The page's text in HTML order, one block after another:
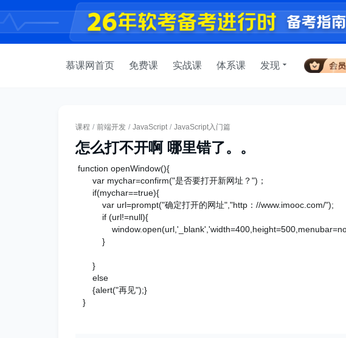
慕课网首页 免费课 实战课 体系课 发现
课程 / 前端开发 / JavaScript / JavaScript入门篇
怎么打不开啊 哪里错了。。
function openWindow(){
var mychar=confirm("是否要打开新网址？")；
if(mychar==true){
var url=prompt("确定打开的网址","http：//www.imooc.com/");
if (url!=null){
}
}
else
{alert("再见");}
}